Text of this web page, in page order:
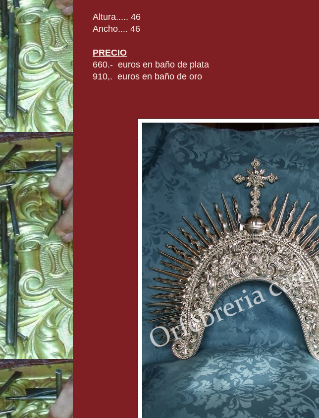
Altura..... 46
Ancho.... 46
PRECIO
660.- euros en baño de plata
910,. euros en baño de oro